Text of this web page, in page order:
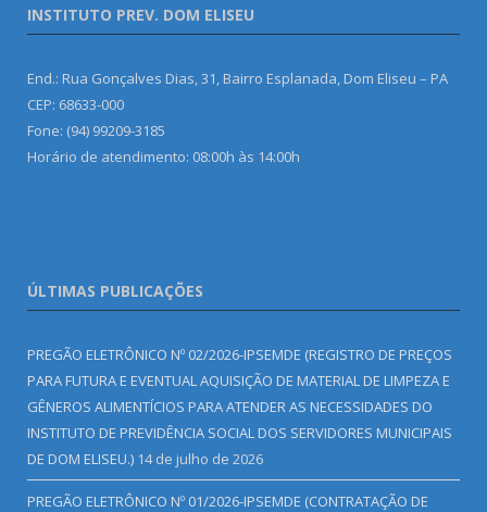
INSTITUTO PREV. DOM ELISEU
End.: Rua Gonçalves Dias, 31, Bairro Esplanada, Dom Eliseu – PA
CEP: 68633-000
Fone: (94) 99209-3185
Horário de atendimento: 08:00h às 14:00h
ÚLTIMAS PUBLICAÇÕES
PREGÃO ELETRÔNICO Nº 02/2026-IPSEMDE (REGISTRO DE PREÇOS
PARA FUTURA E EVENTUAL AQUISIÇÃO DE MATERIAL DE LIMPEZA E
GÊNEROS ALIMENTÍCIOS PARA ATENDER AS NECESSIDADES DO
INSTITUTO DE PREVIDÊNCIA SOCIAL DOS SERVIDORES MUNICIPAIS
DE DOM ELISEU.) 14 de julho de 2026
PREGÃO ELETRÔNICO Nº 01/2026-IPSEMDE (CONTRATAÇÃO DE